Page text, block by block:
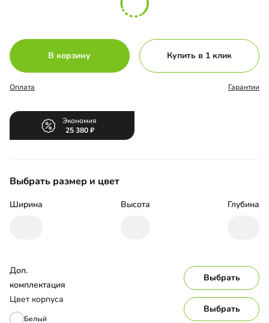
В корзину Купить в 1 клик
Оплата Гарантии
Экономия
25 380
Выбрать размер и цвет
Ширина Высота Глубина
Цвет корпуса
Белый
Выбрать
Доп.
комплектация
Выбрать